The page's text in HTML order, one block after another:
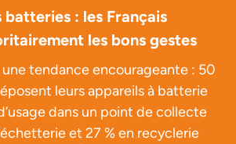
batteries : les Français
les bons gestes
une tendance encourageante : 50
leurs appareils à batterie
dans un point de collecte
et 27 % en recyclerie